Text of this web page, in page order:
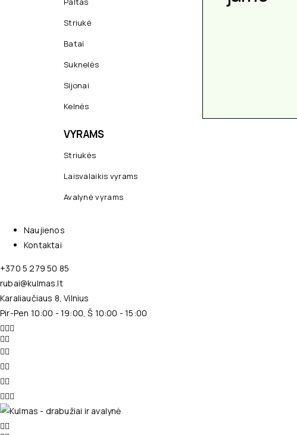
Striukė
Batai
Suknelės
Sijonai
Kelnės
VYRAMS
Striukės
Laisvalaikis vyrams
Avalynė vyrams
Naujienos
Kontaktai
+370 5 279 50 85
rubai@kulmas.lt
Karaliaučiaus 8, Vilnius
Pir-Pen 10:00 - 19:00, Š 10:00 - 15:00